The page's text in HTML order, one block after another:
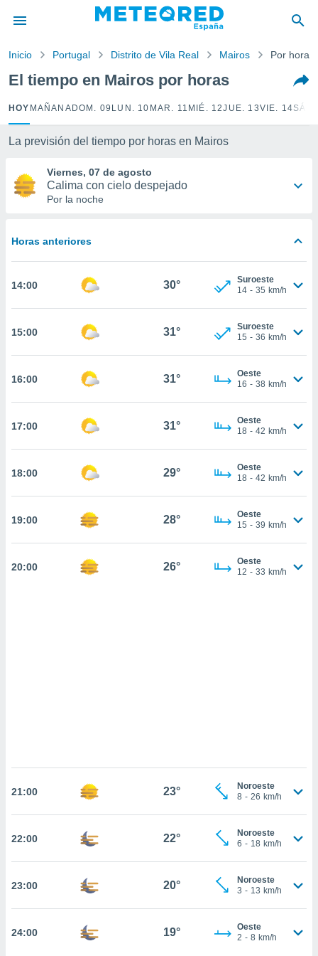
por
para
que se
calidad.
a este
y
digital
permite
seguir
coste.
a la
todas
nuestros
nos
análisis
perfil
aceptar
de
sitio
CONFIGURACIÓN
Inicio Portugal Distrito de Vila Real Mairos Por horas
El tiempo en Mairos por horas
HOY MAÑANA DOM. 09 LUN. 10 MAR. 11 MIÉ. 12JUE. 13VIE. 14
La previsión del tiempo por horas en Mairos
Viernes, 07 de agosto
Calima con cielo despejado
Por la noche
Horas anteriores
14:00 30°
Suroeste
14 - 35 km/h
15:00 31°
Suroeste
15 - 36 km/h
16:00 31°
Oeste
16 - 38 km/h
17:00 31°
Oeste
18 - 42 km/h
18:00 29°
Oeste
18 - 42 km/h
19:00 28°
Oeste
15 - 39 km/h
20:00 26°
Oeste
12 - 33 km/h
21:00 23°
Noroeste
8 - 26 km/h
22:00 22°
Noroeste
6 - 18 km/h
23:00 20°
Noroeste
3 - 13 km/h
24:00 19°
Oeste
2 - 8 km/h